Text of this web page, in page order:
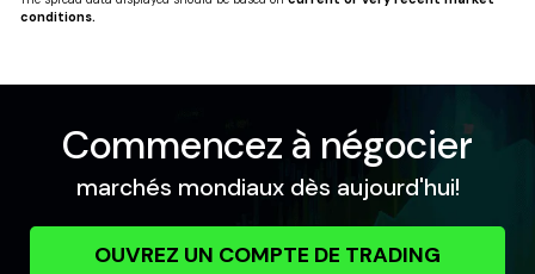
0
USDCAD
United States Dollar vs Canadian Dollar
0.04
conditions.
Commencez à négocier
marchés mondiaux dès aujourd'hui!
OUVREZ UN COMPTE DE TRADING